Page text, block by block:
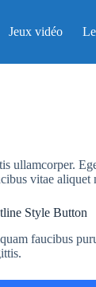
Jeux vidéo
vitae aliquet
Style Button
faucibus